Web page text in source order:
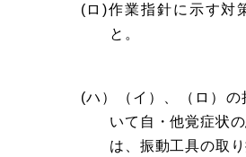
(ロ)作業指針に示す対
と。
(ハ）（イ）、（ロ）
いて自・他覚症状
は、振動工具の取